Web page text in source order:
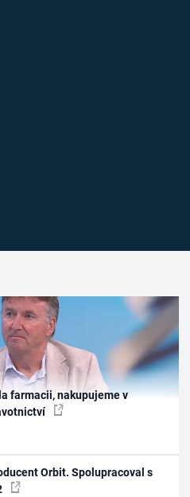
farmacii, nakupujeme v
Orbit. Spolupracoval s